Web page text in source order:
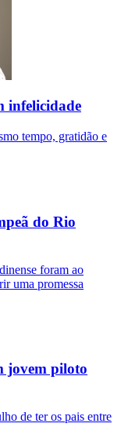
infelicidade
tempo, gratidão e
do Rio
foram ao
uma promessa
jovem piloto
de ter os pais entre